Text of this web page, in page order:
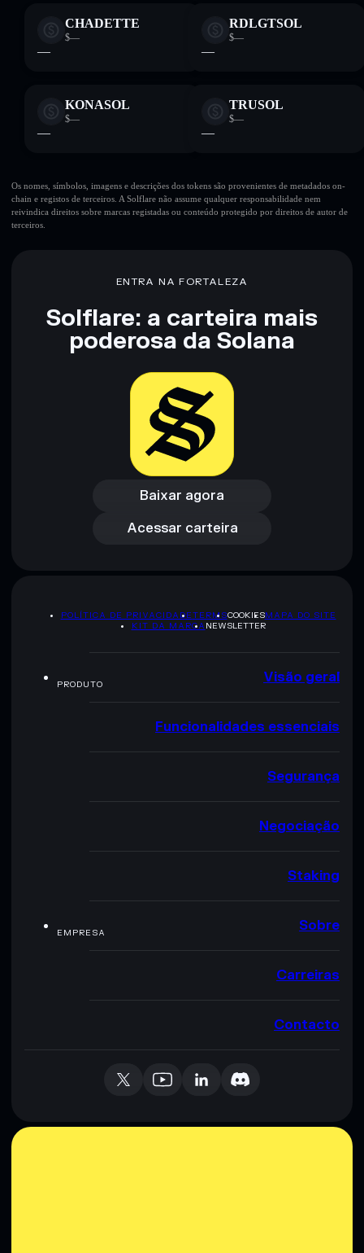
CHADETTE
$—
—
RDLGTSOL
$—
—
KONASOL
$—
—
TRUSOL
$—
—
Os nomes, símbolos, imagens e descrições dos tokens são provenientes de metadados on-
chain e registos de terceiros. A Solflare não assume qualquer responsabilidade nem
reivindica direitos sobre marcas registadas ou conteúdo protegido por direitos de autor de
terceiros.
ENTRA NA FORTALEZA
Solflare: a carteira mais
poderosa da Solana
Baixar agora
Baixar agora
Acessar carteira
Acessar carteira
POLÍTICA DE PRIVACIDADETERMSCOOKIESMAPA DO SITE
KIT DA MARCA NEWSLETTER
PRODUTO Visão geral
Funcionalidades essenciais
Segurança
Negociação
Staking
EMPRESA Sobre
Carreiras
Contacto